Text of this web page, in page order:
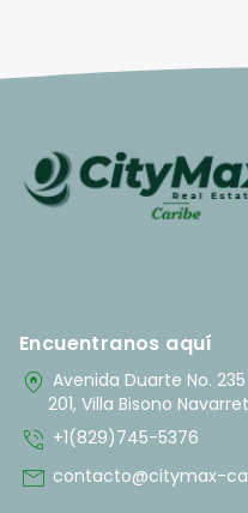
Encuentranos aquí
home_pin Avenida Duarte No.
201, Villa Bisono
phone_in_talk +1(829)745-5376
mail contacto@citymax-